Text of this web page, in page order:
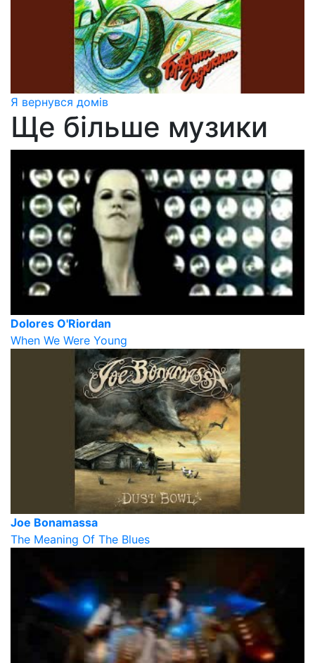
Я вернувся домів
Ще більше музики
Dolores O'Riordan
When We Were Young
Joe Bonamassa
The Meaning Of The Blues